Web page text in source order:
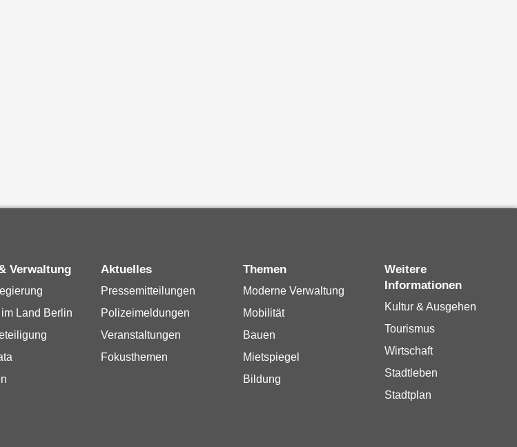
Verwaltung
Land Berlin
Aktuelles
Pressemitteilungen
Polizeimeldungen
Veranstaltungen
Fokusthemen
Themen
Moderne Verwaltung
Mobilität
Bauen
Mietspiegel
Bildung
Weitere
Informationen
Kultur & Ausgehen
Tourismus
Wirtschaft
Stadtleben
Stadtplan